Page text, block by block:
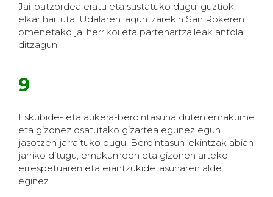
Jai-batzordea eratu eta sustatuko dugu, guztiok,
elkar hartuta, Udalaren laguntzarekin San Rokeren
omenetako jai herrikoi eta partehartzaileak antola
ditzagun.
9
Eskubide- eta aukera-berdintasuna duten emakume
eta gizonez osatutako gizartea egunez egun
jasotzen jarraituko dugu. Berdintasun-ekintzak abian
jarriko ditugu, emakumeen eta gizonen arteko
errespetuaren eta erantzukidetasunaren alde
eginez.